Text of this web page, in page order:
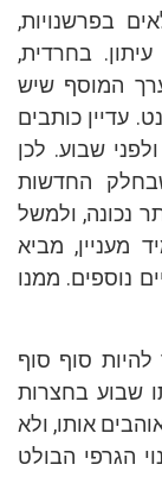
בפרשנויות,
בחרדית,
המוסף שיש
עדיין כותבים
שבוע. לכן
החדשות
נכונה, ולמשל
מעניין, מביא
נוספים. ממנו
סוף סוף
שבוע בחצרות
אותו, ולא
הגרפי הבולט